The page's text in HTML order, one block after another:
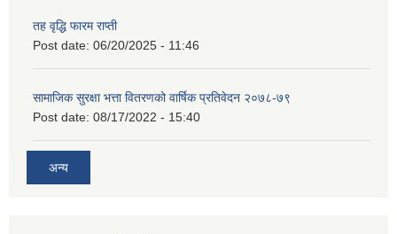
तह वृद्धि फारम राप्ती
Post date: 06/20/2025 - 11:46
सामाजिक सुरक्षा भत्ता वितरणको वार्षिक प्रतिवेदन २०७८-७९
Post date: 08/17/2022 - 15:40
अन्य